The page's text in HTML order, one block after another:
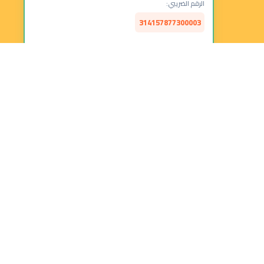
الرقم الضريبي:
314157877300003